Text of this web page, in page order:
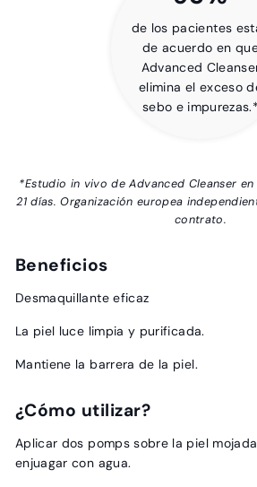
de los pacientes
de acuerdo en
Advanced
elimina el exceso
sebo e impurezas.*
*Estudio in vivo de Advanced Cleanser
21 días. Organización europea
contrato.
Beneficios
Desmaquillante eficaz
La piel luce limpia y purificada.
Mantiene la barrera de la piel.
¿Cómo utilizar?
Aplicar dos pomps sobre la piel
enjuagar con agua.